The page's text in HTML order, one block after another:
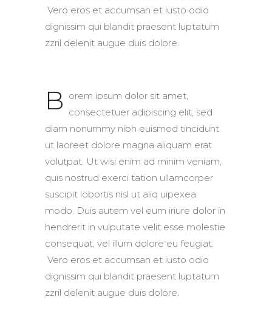
Vero eros et accumsan et iusto odio
dignissim qui blandit praesent luptatum
zzril delenit augue duis dolore.
B orem ipsum dolor sit amet,
consectetuer adipiscing elit, sed
diam nonummy nibh euismod tincidunt
ut laoreet dolore magna aliquam erat
volutpat. Ut wisi enim ad minim veniam,
quis nostrud exerci tation ullamcorper
suscipit lobortis nisl ut aliq uipexea
modo. Duis autem vel eum iriure dolor in
hendrerit in vulputate velit esse molestie
consequat, vel illum dolore eu feugiat.
Vero eros et accumsan et iusto odio
dignissim qui blandit praesent luptatum
zzril delenit augue duis dolore.